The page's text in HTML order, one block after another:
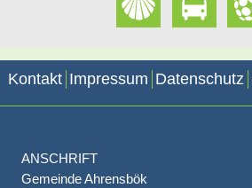
Kontakt Impressum Datenschutz
ANSCHRIFT
Gemeinde Ahrensbök